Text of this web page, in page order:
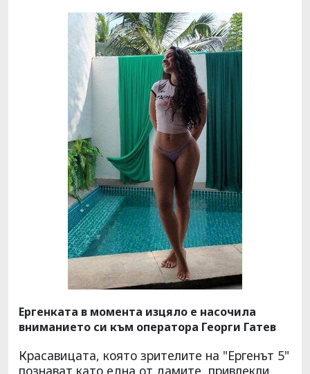
Ергенката в момента изцяло е насочила
вниманието си към оператора Георги Гатев
Красавицата, която зрителите на "Ергенът 5"
познават като една от дамите, привлекли